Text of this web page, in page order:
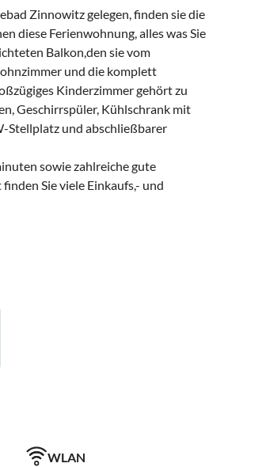
Zinnowitz gelegen, finden sie die
diese Ferienwohnung, alles was Sie
Balkon,den sie vom
und die komplett
Kinderzimmer gehört zu
Geschirrspüler, Kühlschrank mit
Stellplatz und abschließbarer
sowie zahlreiche gute
Sie viele Einkaufs,- und
WLAN